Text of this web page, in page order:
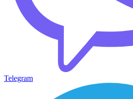
Telegram